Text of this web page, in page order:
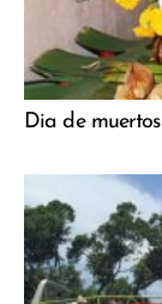
Dia de